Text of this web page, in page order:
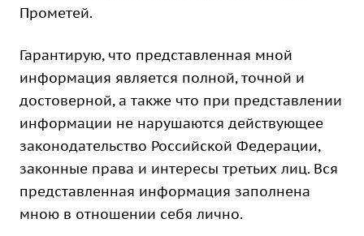
Прометей.
Гарантирую, что представленная мной
информация является полной, точной и
достоверной, а также что при представлении
информации не нарушаются действующее
законодательство Российской Федерации,
законные права и интересы третьих лиц. Вся
представленная информация заполнена
мною в отношении себя лично.